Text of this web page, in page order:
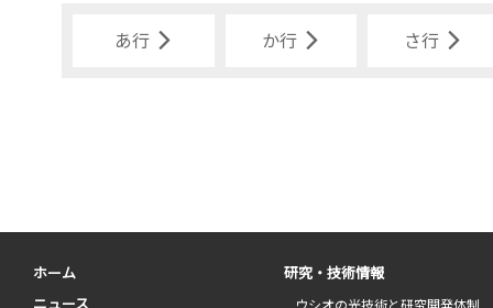
あ行 か行 さ行
ホーム
ニュース
研究・技術情報
ウシオの光技術と研究開発体制